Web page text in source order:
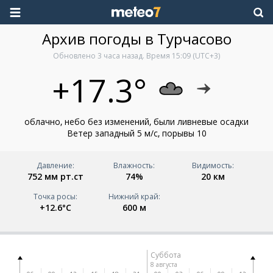
Архив погоды в Турчасово
Обновлено 3 часа назад. Время 15:09 (UTC+3)
+17.3°
облачно, небо без изменений, были ливневые осадки
Ветер западный 5 м/с, порывы 10
Давление:
752 мм рт.ст
Влажность:
74%
Видимость:
20 км
Точка росы:
+12.6°C
Нижний край:
600 м
Суббота
8 августа